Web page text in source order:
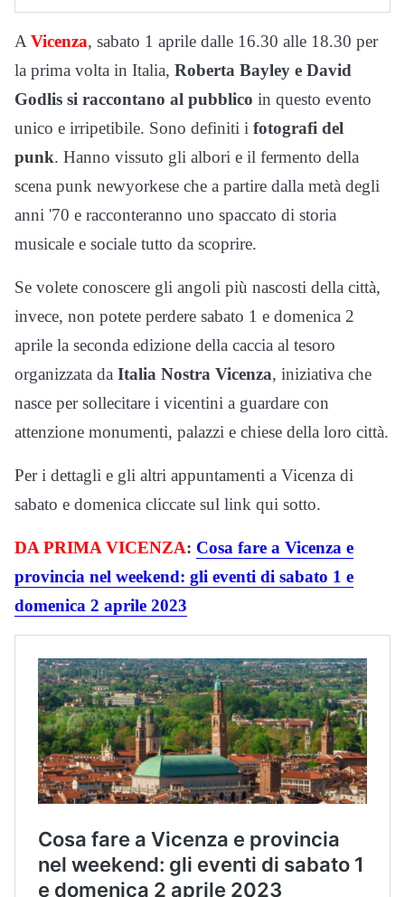
A Vicenza, sabato 1 aprile dalle 16.30 alle 18.30 per
la prima volta in Italia, Roberta Bayley e David
Godlis si raccontano al pubblico in questo evento
unico e irripetibile. Sono definiti i fotografi del
punk. Hanno vissuto gli albori e il fermento della
scena punk newyorkese che a partire dalla metà degli
anni '70 e racconteranno uno spaccato di storia
musicale e sociale tutto da scoprire.
Se volete conoscere gli angoli più nascosti della città,
invece, non potete perdere sabato 1 e domenica 2
aprile la seconda edizione della caccia al tesoro
organizzata da Italia Nostra Vicenza, iniziativa che
nasce per sollecitare i vicentini a guardare con
attenzione monumenti, palazzi e chiese della loro città.
Per i dettagli e gli altri appuntamenti a Vicenza di
sabato e domenica cliccate sul link qui sotto.
DA PRIMA VICENZA: Cosa fare a Vicenza e
provincia nel weekend: gli eventi di sabato 1 e
domenica 2 aprile 2023